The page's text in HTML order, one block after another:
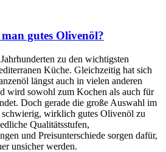
gutes Olivenöl?
zu den wichtigsten
Küche. Gleichzeitig hat sich
längst auch in vielen anderen
wird sowohl zum Kochen als auch für
Doch gerade die große Auswahl im
schwierig, wirklich gutes Olivenöl zu
Qualitätsstufen,
und Preisunterschiede sorgen dafür,
unsicher werden.